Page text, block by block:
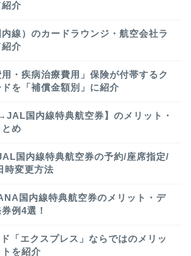
介
線）のカードラウンジ・航空会社ラ
介
用・疾病治療費用」保険が付帯するク
を「補償金額別」に紹介
国内線特典航空券】のメリット・
め
国内線特典航空券の予約/座席指定/
時変更方法
国内線特典航空券のメリット・デ
例4選！
「エクスプレス」ならではのメリッ
トを紹介